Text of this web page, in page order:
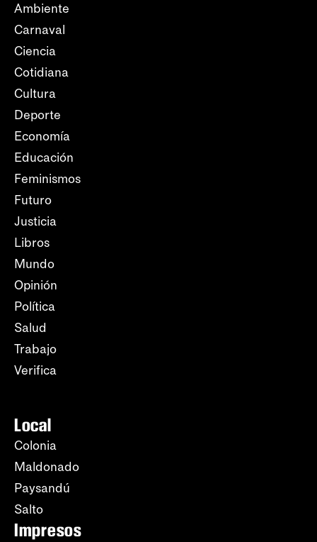
Ambiente
Carnaval
Ciencia
Cotidiana
Cultura
Deporte
Economía
Educación
Feminismos
Futuro
Justicia
Libros
Mundo
Opinión
Política
Salud
Trabajo
Verifica
Local
Colonia
Maldonado
Paysandú
Salto
Impresos